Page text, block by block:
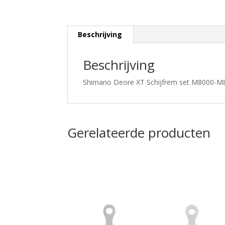
Beschrijving
Beschrijving
Shimano Deore XT Schijfrem set M8000-
Gerelateerde producten